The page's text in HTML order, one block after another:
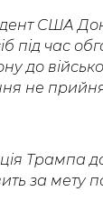
США
під час
не
Трампа
за мету